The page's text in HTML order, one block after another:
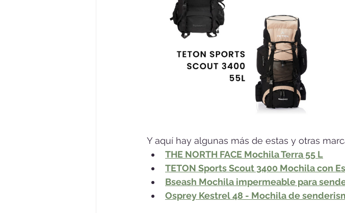
Y aquí hay algunas más de estas y otras
THE NORTH FACE Mochila Terra 55 L
TETON Sports Scout 3400 Mochila con
Bseash Mochila impermeable para
Osprey Kestrel 48 - Mochila de